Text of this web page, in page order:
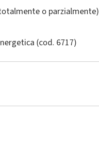
o parzialmente)
(cod. 6717)